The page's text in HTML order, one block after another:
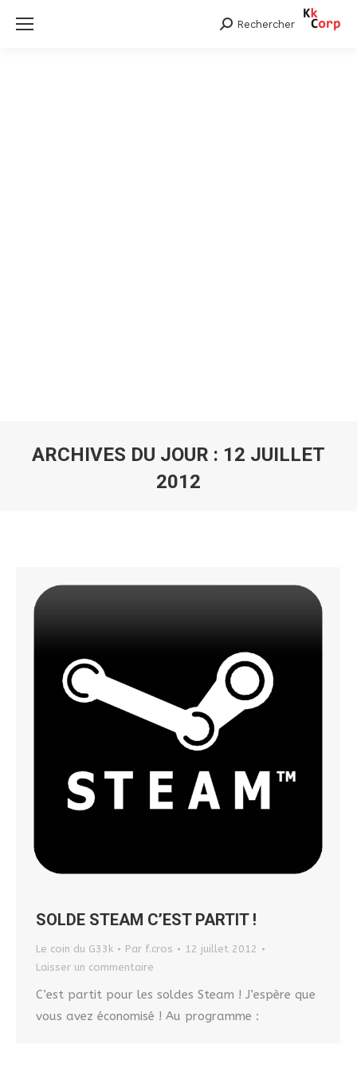
Search:
Rechercher
ARCHIVES DU JOUR : 12 JUILLET
2012
SOLDE STEAM C’EST PARTIT !
Le coin du G33k Par f.cros
12 juillet 2012
Laisser un commentaire
C’est partit pour les soldes Steam ! J’espère que
vous avez économisé ! Au programme :